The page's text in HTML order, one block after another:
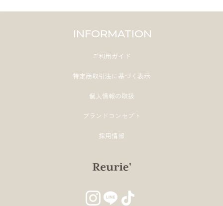
INFORMATION
ご利用ガイド
特定商取引法に基づく表示
個人情報の取扱
ブランドコンセプト
採用情報